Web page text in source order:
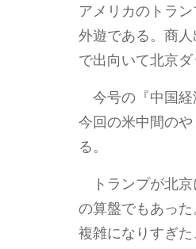
アメリカのトラ
外遊である。商
で出向いて北京
今号の『中国経
今回の米中間の
る。
トランプが北京
の算盤でもあっ
複雑になりすぎ